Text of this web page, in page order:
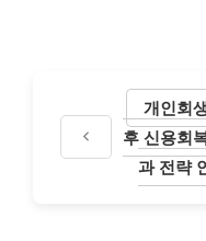
개인회
후 신용회
과 전략